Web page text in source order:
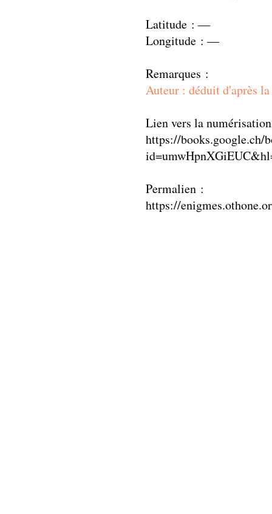
Latitude : —
Longitude : —
Remarques :
Auteur : déduit d'après
Lien vers la
https://books.google.ch/
Permalien :
https://